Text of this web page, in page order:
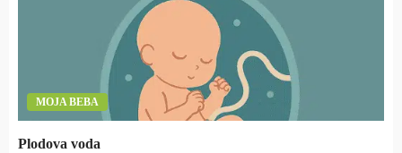
MOJA BEBA
Plodova voda